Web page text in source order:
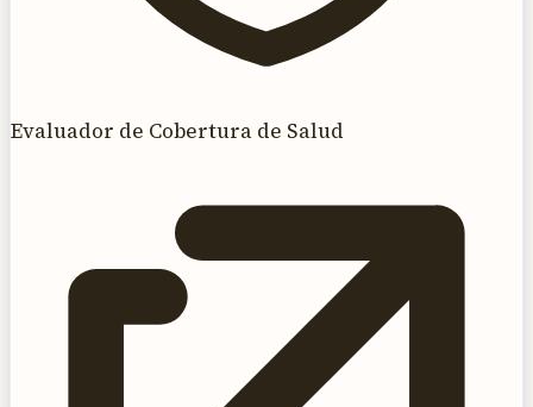
Evaluador de Cobertura de Salud